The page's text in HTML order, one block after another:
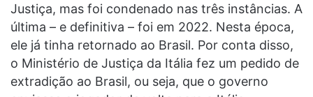
Justiça, mas foi condenado nas três instâncias. A
última – e definitiva – foi em 2022. Nesta época,
ele já tinha retornado ao Brasil. Por conta disso,
o Ministério de Justiça da Itália fez um pedido de
extradição ao Brasil, ou seja, que o governo